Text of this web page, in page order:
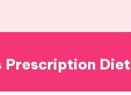
Prescription